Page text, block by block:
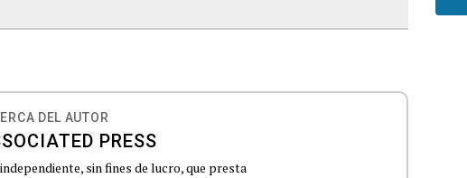
DEL AUTOR
PRESS
sin fines de lucro, que presta